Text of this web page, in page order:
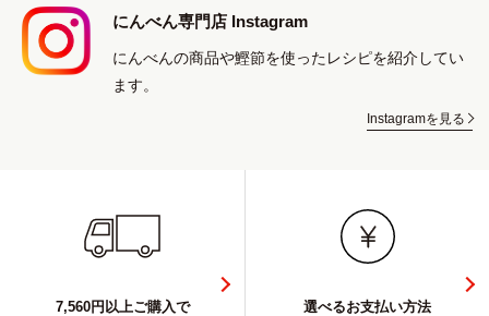
にんべん専門店 Instagram
にんべんの商品や鰹節を使ったレシピを紹介してい
ます。
Instagramを見る
7,560円以上ご購入で
選べるお支払い方法